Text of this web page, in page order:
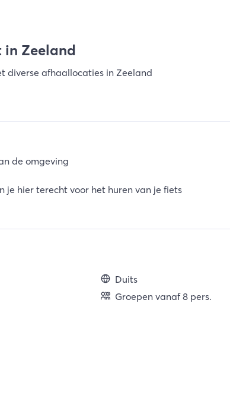
in Zeeland
diverse afhaallocaties in Zeeland
de omgeving
je hier terecht voor het huren van je fiets
Duits
Groepen vanaf 8 pers.